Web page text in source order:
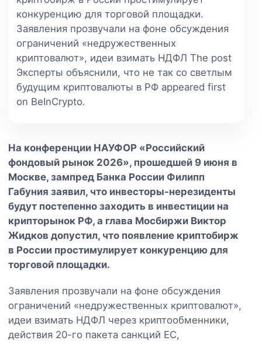
конкуренцию для торговой площадки.
Заявления прозвучали на фоне обсуждения
ограничений «недружественных
криптовалют», идеи взимать НДФЛ The post
Эксперты объяснили, что не так со светлым
будущим криптовалюты в РФ appeared first
on BeInCrypto.
На конференции НАУФОР «Российский
фондовый рынок 2026», прошедшей 9 июня в
Москве, зампред Банка России Филипп
Габуния заявил, что инвесторы-нерезиденты
будут постепенно заходить в инвестиции на
крипторынок РФ, а глава Мосбиржи Виктор
Жидков допустил, что появление криптобирж
в России простимулирует конкуренцию для
торговой площадки.
Заявления прозвучали на фоне обсуждения
ограничений «недружественных криптовалют»,
идеи взимать НДФЛ через криптообменники,
действия 20-го пакета санкций ЕС,